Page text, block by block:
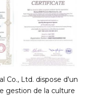
Co., Ltd. dispose d'un
gestion de la culture